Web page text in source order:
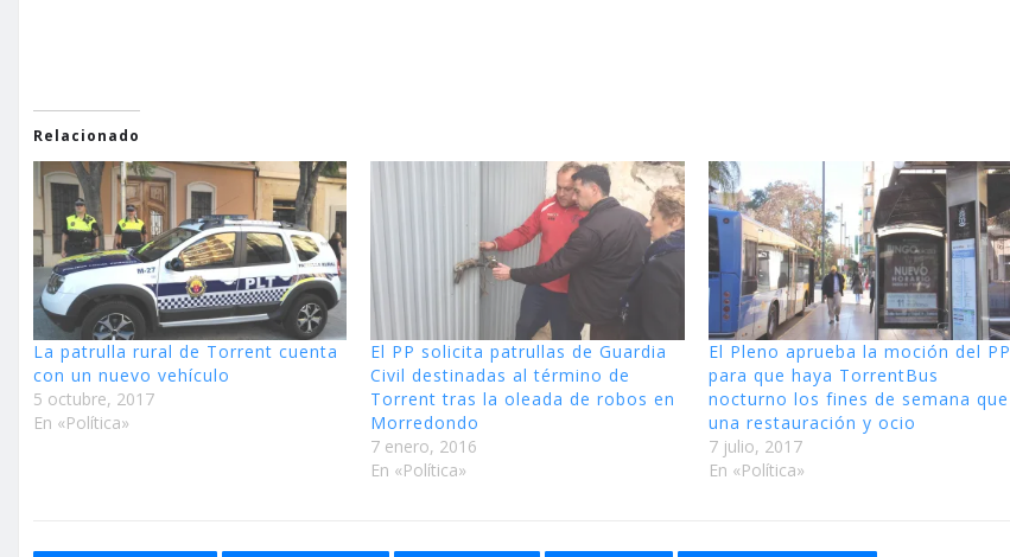
Relacionado
La patrulla rural de Torrent cuenta
con un nuevo vehículo
5 octubre, 2017
En «Política»
El PP solicita patrullas de Guardia
Civil destinadas al término de
Torrent tras la oleada de robos en
Morredondo
7 enero, 2016
En «Política»
El Pleno aprueba la moción del PP
para que haya TorrentBus
nocturno los fines de semana que
una restauración y ocio
7 julio, 2017
En «Política»